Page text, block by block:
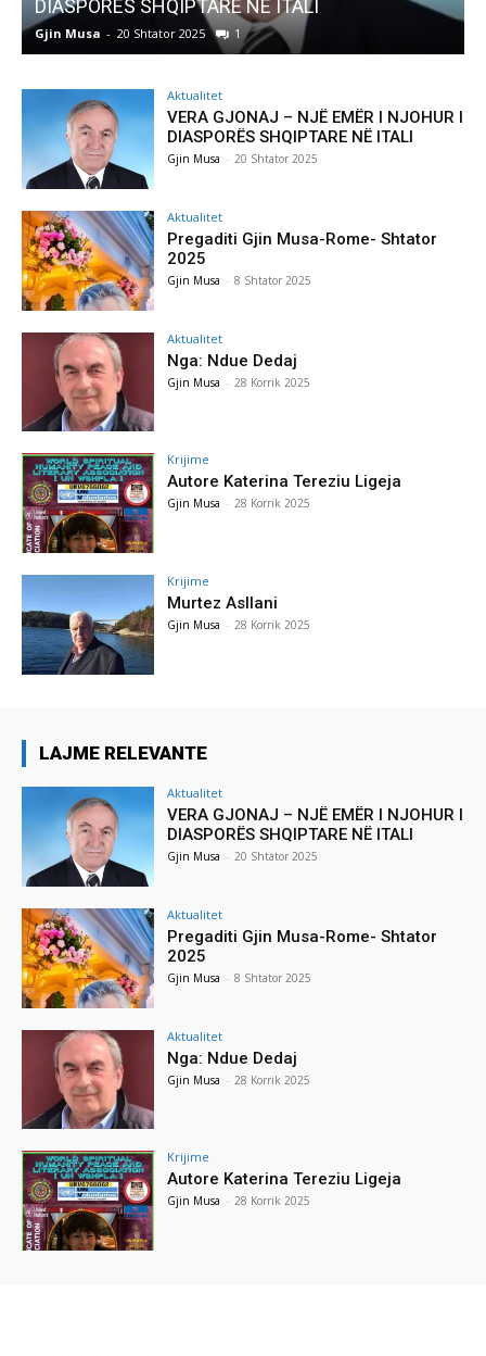
Pregaditi Gjin Musa-Rome- Shtator 2025
Gjin Musa - 8 Shtator 2025
Aktualitet
VERA GJONAJ – NJË EMËR I NJOHUR I
DIASPORËS SHQIPTARE NË ITALI
Gjin Musa - 20 Shtator 2025
Aktualitet
Pregaditi Gjin Musa-Rome- Shtator
2025
Gjin Musa - 8 Shtator 2025
Aktualitet
Nga: Ndue Dedaj
Gjin Musa - 28 Korrik 2025
Krijime
Autore Katerina Tereziu Ligeja
Gjin Musa - 28 Korrik 2025
Krijime
Murtez Asllani
Gjin Musa - 28 Korrik 2025
LAJME RELEVANTE
Aktualitet
VERA GJONAJ – NJË EMËR I NJOHUR I
DIASPORËS SHQIPTARE NË ITALI
Gjin Musa - 20 Shtator 2025
Aktualitet
Pregaditi Gjin Musa-Rome- Shtator
2025
Gjin Musa - 8 Shtator 2025
Aktualitet
Nga: Ndue Dedaj
Gjin Musa - 28 Korrik 2025
Krijime
Autore Katerina Tereziu Ligeja
Gjin Musa - 28 Korrik 2025